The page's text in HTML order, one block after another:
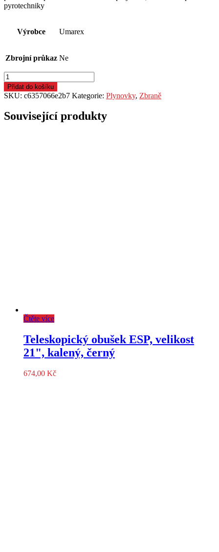
pyrotechniky
Výrobce Umarex
Zbrojní průkaz Ne
Plynová
pistole
Walther
cal.9mm
kat.C-
Přidat do košíku
SKU: c6357066e2b7 Kategorie: Plynovky, Zbraně
Související produkty
Čtěte více
Teleskopický obušek ESP, velikost
21", kalený, černý
674,00 Kč